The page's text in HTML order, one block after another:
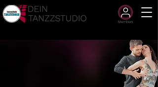
Members